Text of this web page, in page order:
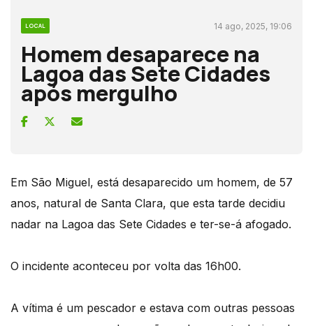
LOCAL 14 ago, 2025, 19:06
Homem desaparece na
Lagoa das Sete Cidades
após mergulho
Em São Miguel, está desaparecido um homem, de 57
anos, natural de Santa Clara, que esta tarde decidiu
nadar na Lagoa das Sete Cidades e ter-se-á afogado.
O incidente aconteceu por volta das 16h00.
A vítima é um pescador e estava com outras pessoas